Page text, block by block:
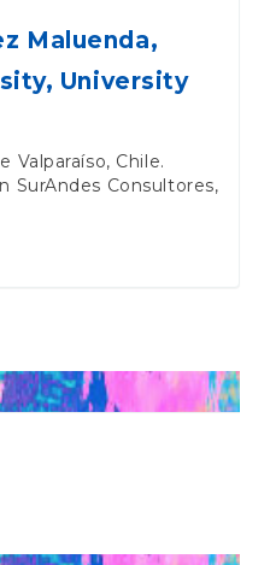
Maluenda,
University
Valparaíso, Chile.
SurAndes Consultores,